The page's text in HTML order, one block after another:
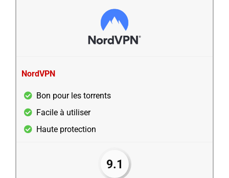
NordVPN
Bon pour les torrents
Facile à utiliser
Haute protection
9.1